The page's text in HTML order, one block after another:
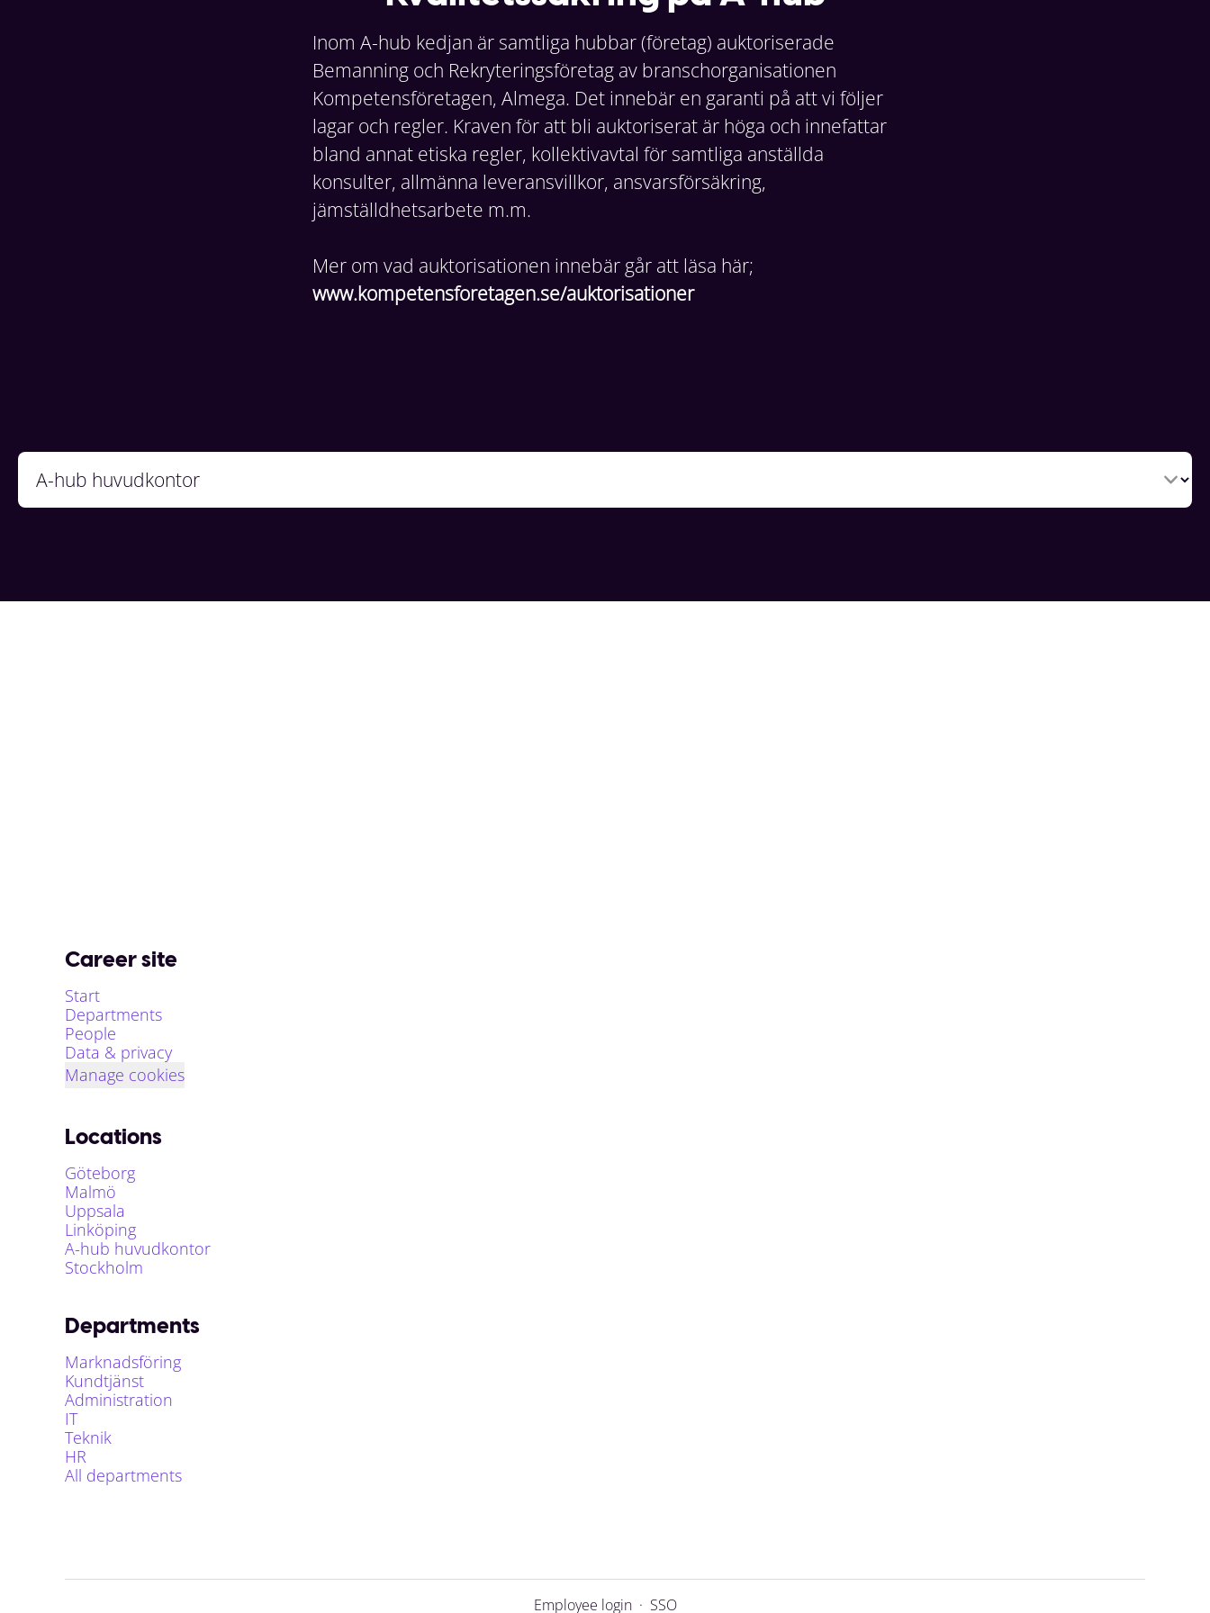
Inom A-hub kedjan är samtliga hubbar (företag) auktoriserade
Bemanning och Rekryteringsföretag av branschorganisationen
Kompetensföretagen, Almega. Det innebär en garanti på att vi följer
lagar och regler. Kraven för att bli auktoriserat är höga och innefattar
bland annat etiska regler, kollektivavtal för samtliga anställda
konsulter, allmänna leveransvillkor, ansvarsförsäkring,
jämställdhetsarbete m.m.
Mer om vad auktorisationen innebär går att läsa här;
www.kompetensforetagen.se/auktorisationer
Career site
Start
Departments
People
Data & privacy
Manage cookies
Locations
Göteborg
Malmö
Uppsala
Linköping
A-hub huvudkontor
Stockholm
Departments
Marknadsföring
Kundtjänst
Administration
IT
Teknik
HR
All departments
Employee login · SSO